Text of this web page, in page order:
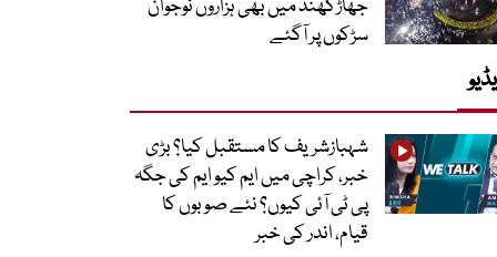
جھاڑکھنڈ میں بھی ہزاروں نوجوان
سڑکوں پر آگئے
شہبازشریف کا مستقبل کیا؟ بڑی
خبر، کراچی میں ایم کیو ایم کی جگہ
پی ٹی آئی کیوں؟ نئے صوبوں کا
قیام، اندر کی خبر